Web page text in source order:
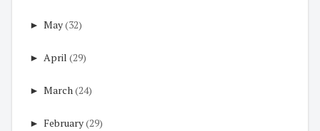
► May(32)
► April (29)
► March(24)
► February(29)